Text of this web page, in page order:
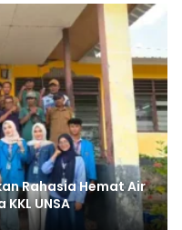
Rahasia Hemat Air
UNSA